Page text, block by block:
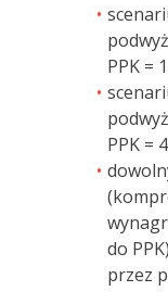
PPK =
PPK =
do
przez